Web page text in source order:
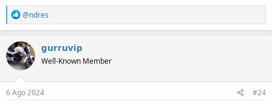
R
e
a
c
t
i
o
n
s
@ndres
gurruvip
Well-Known Member
6 Ago 2024 #24